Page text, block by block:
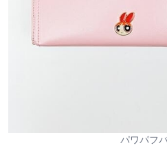
パワパフ